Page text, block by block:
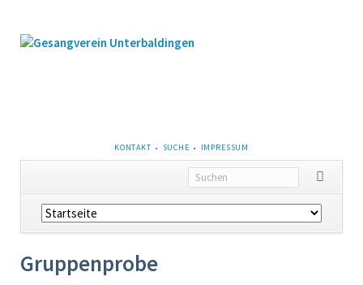
NAVIGATION
ÜBERSPRINGEN
KONTAKT SUCHE IMPRESSUM
Navigation
überspringen
Gruppenprobe